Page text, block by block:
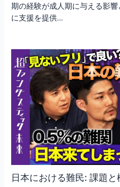
期の経験が成人期に与える影
に支援を提供…
日本における難民: 課題と